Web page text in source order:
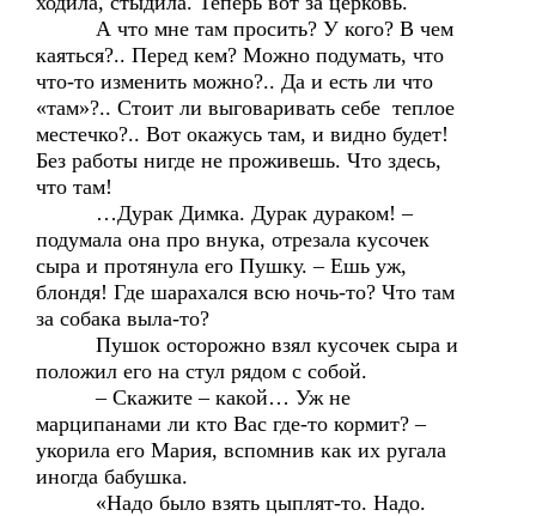
А что мне там просить? У кого? В чем
каяться?.. Перед кем? Можно подумать, что
что-то изменить можно?.. Да и есть ли что
«там»?.. Стоит ли выговаривать себе теплое
местечко?.. Вот окажусь там, и видно будет!
Без работы нигде не проживешь. Что здесь,
что там!
…Дурак Димка. Дурак дураком! –
подумала она про внука, отрезала кусочек
сыра и протянула его Пушку. – Ешь уж,
блондя! Где шарахался всю ночь-то? Что там
за собака выла-то?
Пушок осторожно взял кусочек сыра и
положил его на стул рядом с собой.
– Скажите – какой… Уж не
марципанами ли кто Вас где-то кормит? –
укорила его Мария, вспомнив как их ругала
иногда бабушка.
«Надо было взять цыплят-то. Надо.